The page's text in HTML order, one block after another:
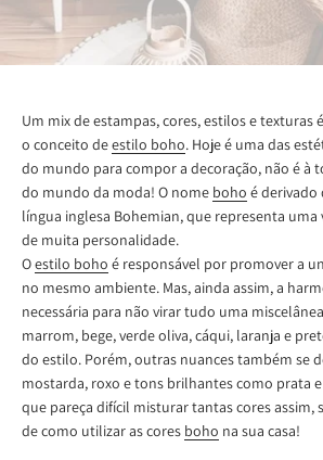
Um mix de estampas, cores, estilos e texturas
o conceito deestilo boho. Hoje é uma das
do mundo para compor a decoração, não é à
do mundo da moda! O nome boho é derivado
língua inglesa Bohemian, que representa uma
de muita personalidade.
Oestilo boho é responsável por promover a
no mesmo ambiente. Mas, ainda assim, a
necessária para não virar tudo uma
marrom, bege, verde oliva, cáqui, laranja e
do estilo. Porém, outras nuances também se
mostarda, roxo e tons brilhantes como prata
que pareça difícil misturar tantas cores assim,
de como utilizar as cores boho na sua casa!